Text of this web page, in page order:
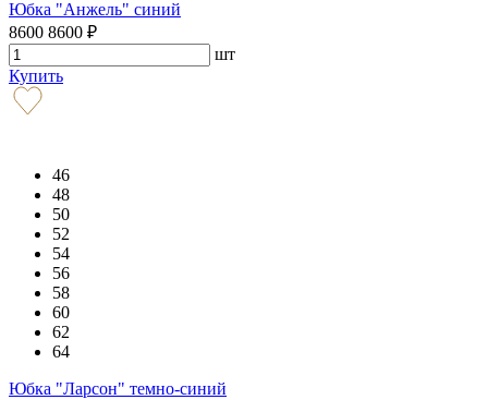
Юбка "Анжель" синий
8600 8600 ₽
шт
Купить
46
48
50
52
54
56
58
60
62
64
Юбка "Ларсон" темно-синий